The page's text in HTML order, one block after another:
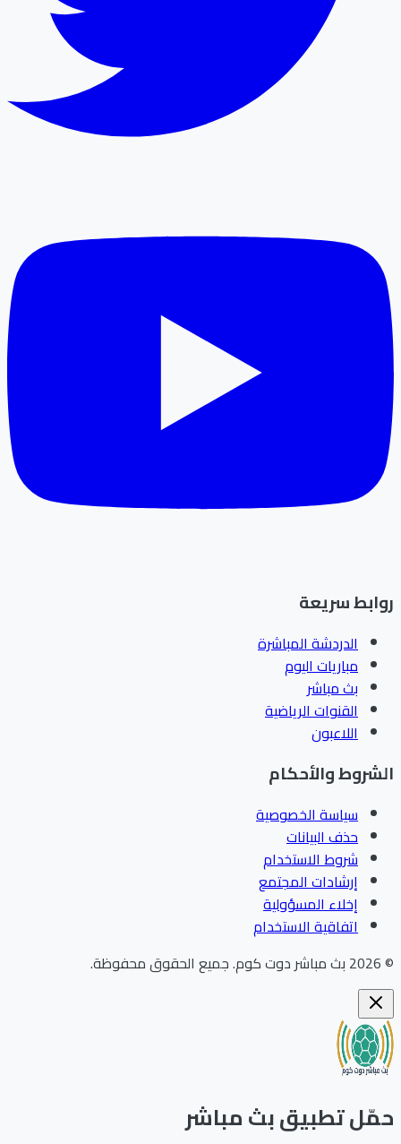
سريعة
الدردشة المباشرة
مباريات اليوم
بث مباشر
القنوات الرياضية
اللاعبون
والأحكام
سياسة الخصوصية
حذف البيانات
شروط الاستخدام
إرشادات المجتمع
إخلاء المسؤولية
اتفاقية الاستخدام
بث مباشر دوت كوم.جميع الحقوق محفوظة.
تطبيق بث مباشر